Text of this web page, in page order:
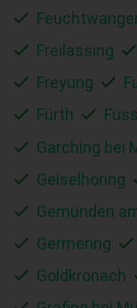
Freilassing
Freyung
Fürth
Garching bei
Geiselhöring
Gemünden
Germering
Goldkronach